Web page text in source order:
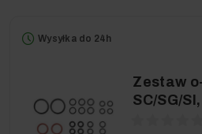
Wysyłka do 24h
Zestaw
SC/SG/